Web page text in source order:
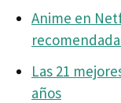
Anime en
Las 21
años